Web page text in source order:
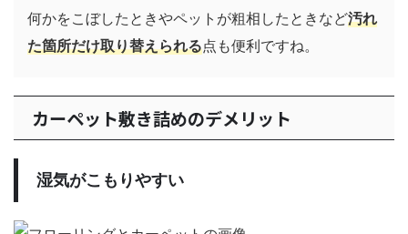
何かをこぼしたときやペットが粗相したときなど汚れ
た箇所だけ取り替えられる点も便利ですね。
カーペット敷き詰めのデメリット
湿気がこもりやすい